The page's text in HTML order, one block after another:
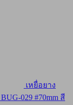
เหยื่อยาง
029 #70mm สี